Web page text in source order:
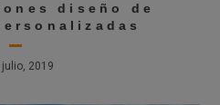
diseño de
julio, 2019